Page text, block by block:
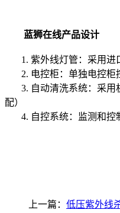
蓝狮在线产品设计
1. 紫外线灯管：采用进
2. 电控柜：单独电控柜
3. 自动清洗系统：采用
配）
4. 自控系统：监测和控
上一篇： 低压紫外线